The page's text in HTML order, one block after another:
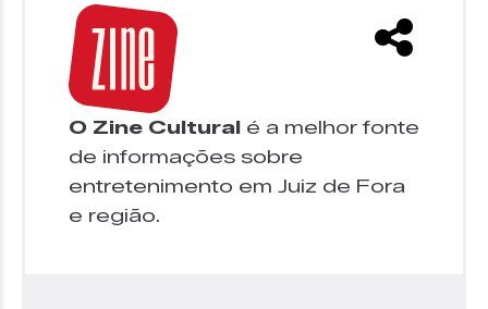
O Zine Cultural é a melhor fonte
de informações sobre
entretenimento em Juiz de Fora
e região.